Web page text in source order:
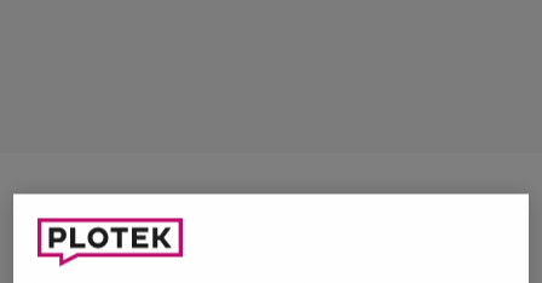
muzycznej przedstawicielom starszego pokolenia.